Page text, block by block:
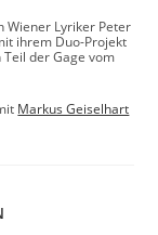
Wiener Lyriker Peter
ihrem Duo-Projekt
Teil der Gage vom
Markus Geiselhart